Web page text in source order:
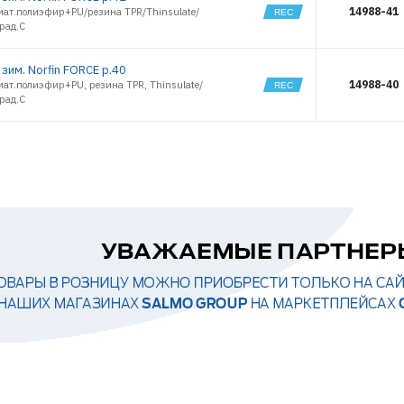
резина TPR/Thinsulate/
14988-41
Norfin FORCE р.40
резина TPR, Thinsulate/
14988-40